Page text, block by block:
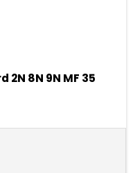
8N 9N MF 35